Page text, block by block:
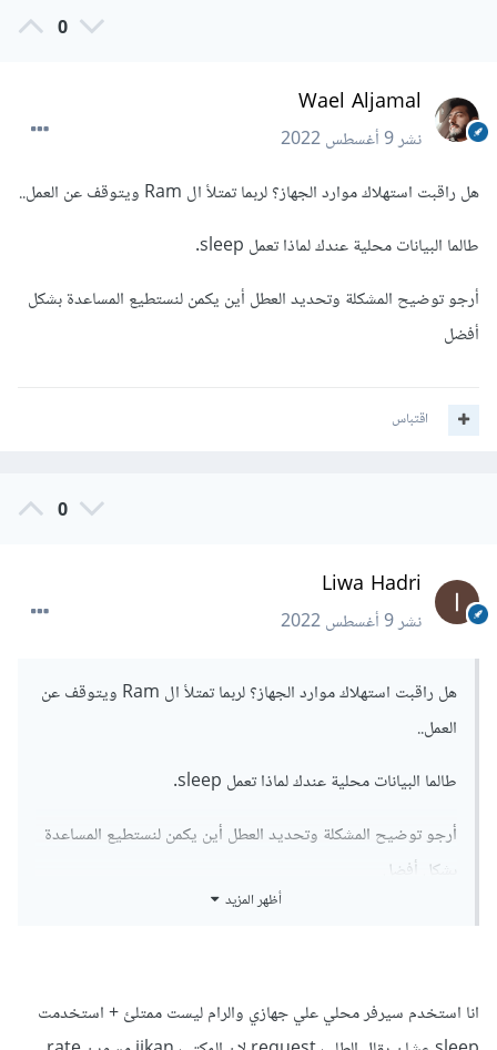
0
Wael Aljamal
نشر9 أغسطس 2022
هل راقبت استهلاك موارد الجهاز؟ لربما تمتلأ ال Ram ويتوقف عن العمل..
طالما البيانات محلية عندك لماذا تعمل sleep.
أرجو توضيح المشكلة وتحديد العطل أين يكمن لنستطيع المساعدة بشكل
أفضل
اقتباس
0
Liwa Hadri
نشر9 أغسطس 2022
هل راقبت استهلاك موارد الجهاز؟ لربما تمتلأ ال Ram ويتوقف عن
العمل..
طالما البيانات محلية عندك لماذا تعمل sleep.
أرجو توضيح المشكلة وتحديد العطل أين يكمن لنستطيع المساعدة
بشكل أفضل
أظهر المزيد
انا استخدم سيرفر محلي علي جهازي والرام ليست ممتلئ + استخدمت